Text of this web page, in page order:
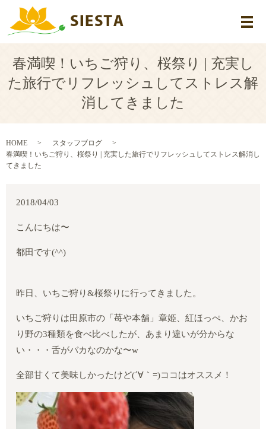
メ
春満喫！いちご狩り、桜祭り | 充実し
た旅行でリフレッシュしてストレス解
消してきました
HOME
スタッフブログ
春満喫！いちご狩り、桜祭り | 充実した旅行でリフレッシュしてストレス解消し
てきました
2018/04/03
こんにちは〜
都田です(^^)
昨日、いちご狩り&桜祭りに行ってきました。
いちご狩りは田原市の「苺や本舗」章姫、紅ほっぺ、かお
り野の3種類を食べ比べしたが、あまり違いが分からな
い・・・舌がバカなのかな〜w
全部甘くて美味しかったけど(´∀｀=)ココはオススメ！